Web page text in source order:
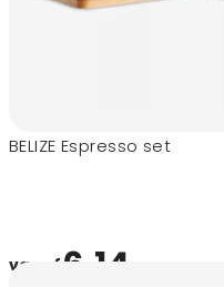
BELIZE Espresso set
vanaf 6,14